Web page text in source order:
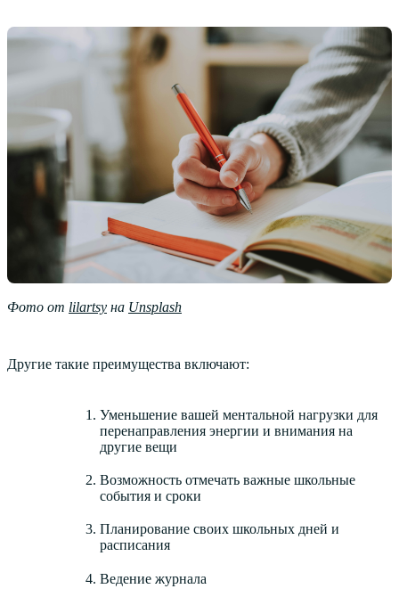
Фото от lilartsy на Unsplash
Другие такие преимущества включают:
Уменьшение вашей ментальной нагрузки для
перенаправления энергии и внимания на
другие вещи
Возможность отмечать важные школьные
события и сроки
Планирование своих школьных дней и
расписания
Ведение журнала